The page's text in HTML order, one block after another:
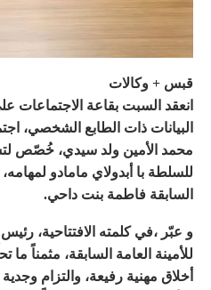
قبس + وكالات
انعقد السبت بقاعة
البيانات ذات الطابع الشخصي،
محمد الأمين ولد سيدي، خُصّص
للسلطة با أبدولاي مامادو
السابقة فاطمة بنت داحي.
و عبّر ،في كلمته الافتتاحية،
للأمينة العامة السابقة، مثمناً
أخلاق مهنية رفيعة، والتزام